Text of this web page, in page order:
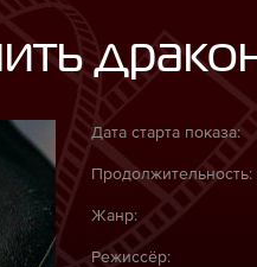
Дата старта показа:
Продолжительность:
Жанр:
Режиссёр: